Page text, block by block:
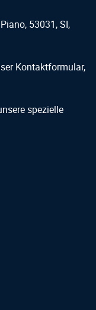
53031, SI,
Kontaktformular,
spezielle